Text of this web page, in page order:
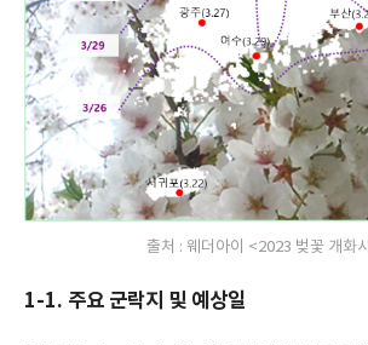
출처 : 웨더아이 <2023 벚꽃 개화
1-1. 주요 군락지 및 예상일